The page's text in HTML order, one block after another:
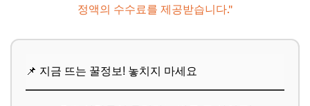
정액의 수수료를 제공받습니다."
📌 지금 뜨는 꿀정보! 놓치지 마세요